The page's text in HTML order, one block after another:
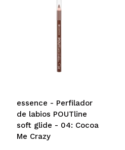
essence - Perfilador
de labios POUTline
soft glide - 04: Cocoa
Me Crazy